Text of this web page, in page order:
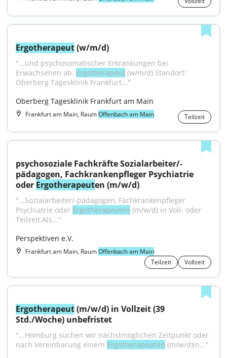
Ergotherapeut (w/m/d)
"...und psychosomatischer Erkrankungen bei
Erwachsenen ab. Ergotherapeut (w/m/d) Standort:
Oberberg Tagesklinik Frankfurt..."
Oberberg Tagesklinik Frankfurt am Main
Frankfurt am Main, RaumOffenbach am Main Teilzeit
psychosoziale Fachkräfte Sozialarbeiter/-
pädagogen, Fachkrankenpfleger Psychiatrie
oder Ergotherapeuten (m/w/d)
"...Sozialarbeiter/-pädagogen, Fachkrankenpfleger
Psychiatrie oder Ergotherapeuten (m/w/d) in Voll- oder
Teilzeit.Als..."
Perspektiven e.V.
Frankfurt am Main, RaumOffenbach am Main
Teilzeit
Vollzeit
Ergotherapeut (m/w/d) in Vollzeit (39
Std./Woche) unbefristet
"...Homburg suchen wir nächstmöglichen Zeitpunkt oder
nach Vereinbarung eine/n Ergotherapeut/in (m/w/d)in..."